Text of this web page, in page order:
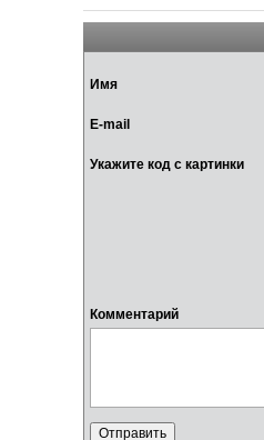
Имя
E-mail
Укажите код с картинки
Комментарий